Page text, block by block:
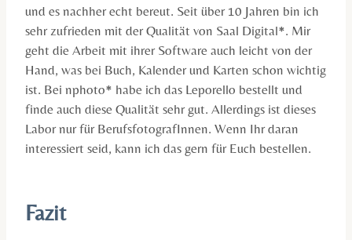
und es nachher echt bereut. Seit über 10 Jahren bin ich
sehr zufrieden mit der Qualität von Saal Digital*. Mir
geht die Arbeit mit ihrer Software auch leicht von der
Hand, was bei Buch, Kalender und Karten schon wichtig
ist. Bei nphoto* habe ich das Leporello bestellt und
finde auch diese Qualität sehr gut. Allerdings ist dieses
Labor nur für BerufsfotografInnen. Wenn Ihr daran
interessiert seid, kann ich das gern für Euch bestellen.
Fazit